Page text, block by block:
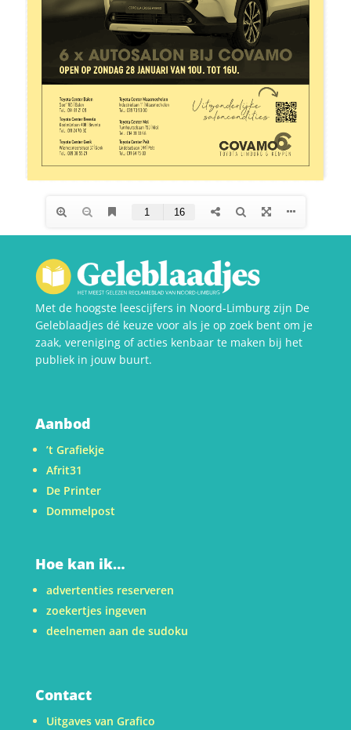
Met de hoogste leescijfers in Noord-Limburg zijn De
Geleblaadjes dé keuze voor als je op zoek bent om je
zaak, vereniging of acties kenbaar te maken bij het
publiek in jouw buurt.
Aanbod
’t Grafiekje
Afrit31
De Printer
Dommelpost
Hoe kan ik…
advertenties reserveren
zoekertjes ingeven
deelnemen aan de sudoku
Contact
Uitgaves van Grafico